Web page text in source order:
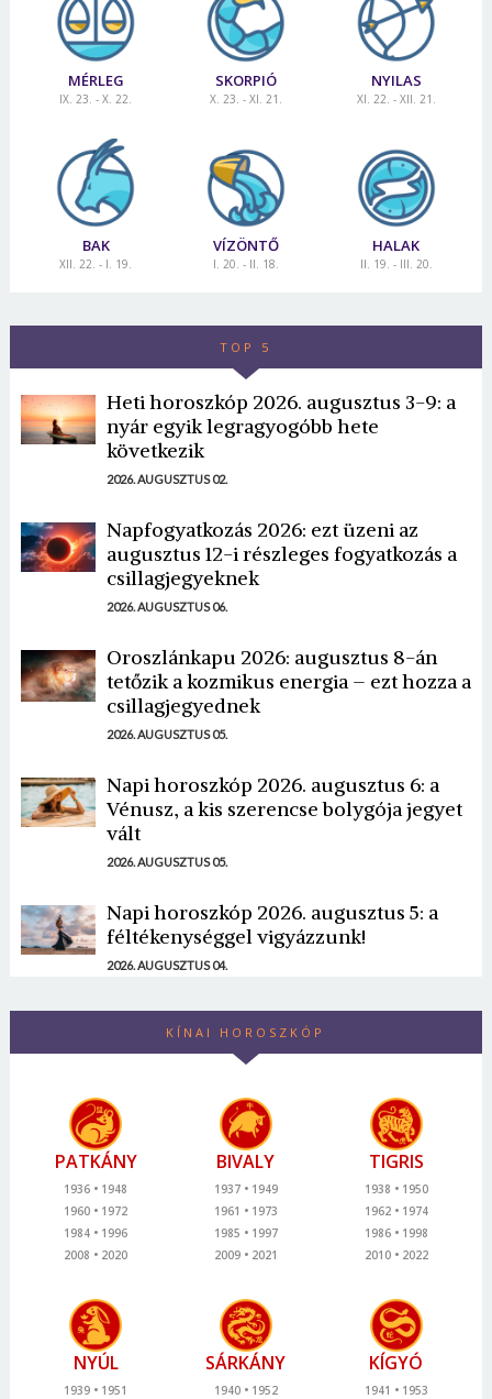
MÉRLEG
IX. 23. - X. 22.
SKORPIÓ
X. 23. - XI. 21.
NYILAS
XI. 22. - XII. 21.
BAK
XII. 22. - I. 19.
VÍZÖNTŐ
I. 20. - II. 18.
HALAK
II. 19. - III. 20.
TOP 5
Heti horoszkóp 2026. augusztus 3-9: a
nyár egyik legragyogóbb hete
következik
2026. AUGUSZTUS 02.
Napfogyatkozás 2026: ezt üzeni az
augusztus 12-i részleges fogyatkozás a
csillagjegyeknek
2026. AUGUSZTUS 06.
Oroszlánkapu 2026: augusztus 8-án
tetőzik a kozmikus energia – ezt hozza a
csillagjegyednek
2026. AUGUSZTUS 05.
Napi horoszkóp 2026. augusztus 6: a
Vénusz, a kis szerencse bolygója jegyet
vált
2026. AUGUSZTUS 05.
Napi horoszkóp 2026. augusztus 5: a
féltékenységgel vigyázzunk!
2026. AUGUSZTUS 04.
KÍNAI HOROSZKÓP
PATKÁNY
1936
1948
1960
1972
1984
1996
2008
2020
BIVALY
1937
1949
1961
1973
1985
1997
2009
2021
TIGRIS
1938
1950
1962
1974
1986
1998
2010
2022
NYÚL
1939
1951
SÁRKÁNY
1940
1952
KÍGYÓ
1941
1953